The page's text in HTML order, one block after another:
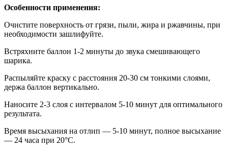
Особенности применения:
Очистите поверхность от грязи, пыли, жира и ржавчины, при
необходимости зашлифуйте.
Встряхните баллон 1-2 минуты до звука смешивающего
шарика.
Распыляйте краску с расстояния 20-30 см тонкими слоями,
держа баллон вертикально.
Наносите 2-3 слоя с интервалом 5-10 минут для оптимального
результата.
Время высыхания на отлип — 5-10 минут, полное высыхание
— 24 часа при 20°C.